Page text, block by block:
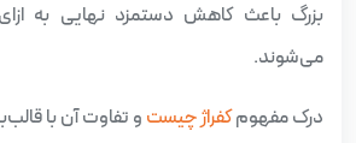
بزرگ باعث کاهش دستمزد نهایی به ازای
می‌شوند.
درک مفهومکفراژ چیستو تفاوت آن با